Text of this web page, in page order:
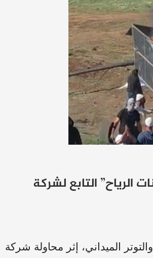
الرياح” التابع لشركة
الميداني، إثر محاولة شركة